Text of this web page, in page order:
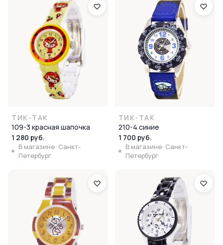
ТИК-ТАК
109-3 красная шапочка
1 280 руб.
В магазине: Санкт-
Петербург
ТИК-ТАК
210-4 синие
1 700 руб.
В магазине: Санкт-
Петербург